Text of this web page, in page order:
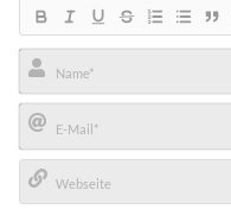
Name*
E-
Mail*